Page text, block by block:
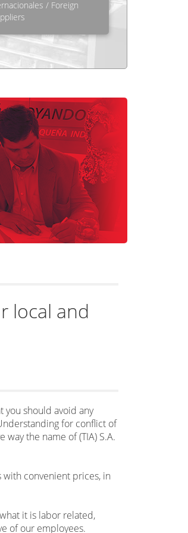
/ Foreign
local and
you should avoid any
for conflict of
the name of (TIA) S.A.
convenient prices, in
it is labor related,
of our employees.